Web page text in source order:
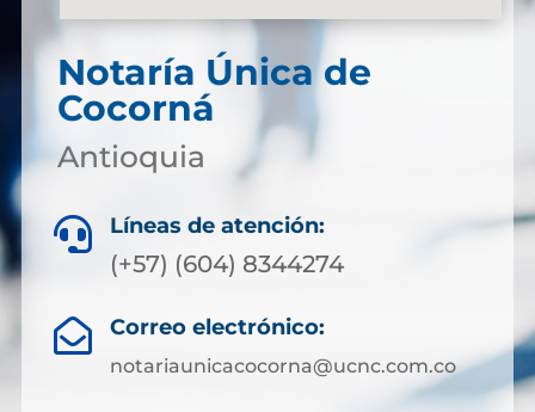
Notaría Única de
Cocorná
Antioquia
 Líneas de atención:
(+57) (604) 8344274
 Correo electrónico:
notariaunicacocorna@ucnc.com.co